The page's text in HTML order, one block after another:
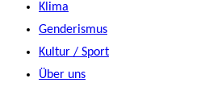
Klima
Genderismus
Kultur / Sport
Über uns